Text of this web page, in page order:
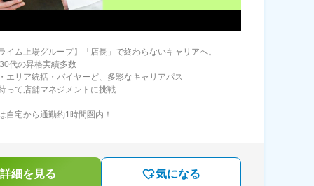
イム上場グループ】「店長」で終わらないキャリアへ。
代の昇格実績多数
エリア統括・バイヤーど、多彩なキャリアパス
って店舗マネジメントに挑戦
自宅から通勤約1時間圏内！
細を見る 気になる